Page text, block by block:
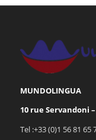
MUNDOLINGUA
10 rue Servandoni –
Tel :+33 (0)1 56 81 65